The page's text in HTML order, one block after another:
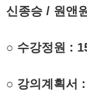
신종승 / 원앤
○ 수강정원 :
○ 강의계획서 :